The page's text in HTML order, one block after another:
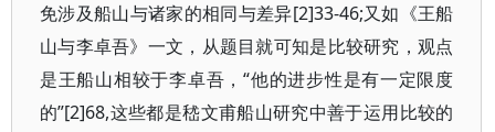
免涉及船山与诸家的相同与差异[2]33-46;又如《王船
山与李卓吾》一文，从题目就可知是比较研究，观点
是王船山相较于李卓吾，“他的进步性是有一定限度
的”[2]68,这些都是嵇文甫船山研究中善于运用比较的